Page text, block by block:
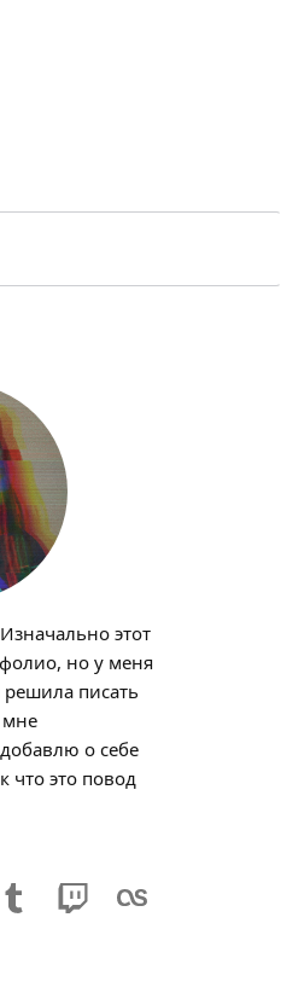
этот
но у меня
решила писать
мне
о себе
что это повод